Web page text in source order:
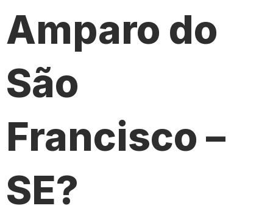
Amparo do
São
Francisco –
SE?